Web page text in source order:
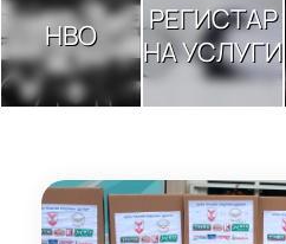
НВО
РЕГИСТАР
НА УСЛУГИ